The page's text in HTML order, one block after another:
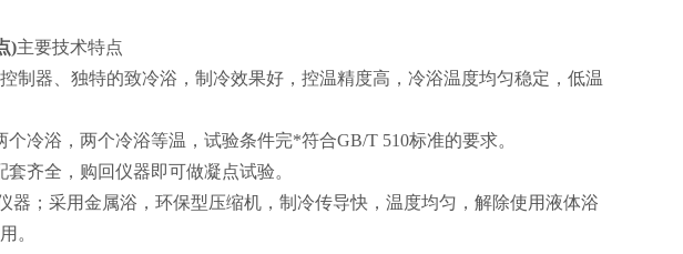
)主要技术特点
制器、独特的致冷浴，制冷效果好，控温精度高，冷浴温度均匀稳定，低温
冷浴，两个冷浴等温，试验条件完*符合GB/T 510标准的要求。
齐全，购回仪器即可做凝点试验。
；采用金属浴，环保型压缩机，制冷传导快，温度均匀，解除使用液体浴
。